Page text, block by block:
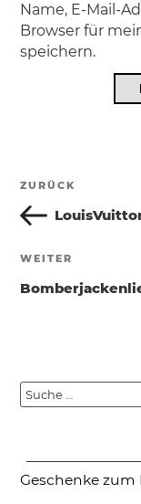
Name, E-Mail-
Browser für
speichern.
Vorheriger
Beitrag
ZURÜCK
Nächster
Beitrag
WEITER
Suche
nach:
Geschenke